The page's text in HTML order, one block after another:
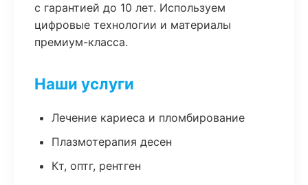
с гарантией до 10 лет. Используем
цифровые технологии и материалы
премиум-класса.
Наши услуги
Лечение кариеса и пломбирование
Плазмотерапия десен
Кт, оптг, рентген